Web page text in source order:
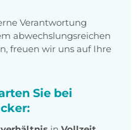
Verantwortung
abwechslungsreichen
freuen wir uns auf Ihre
Sie bei